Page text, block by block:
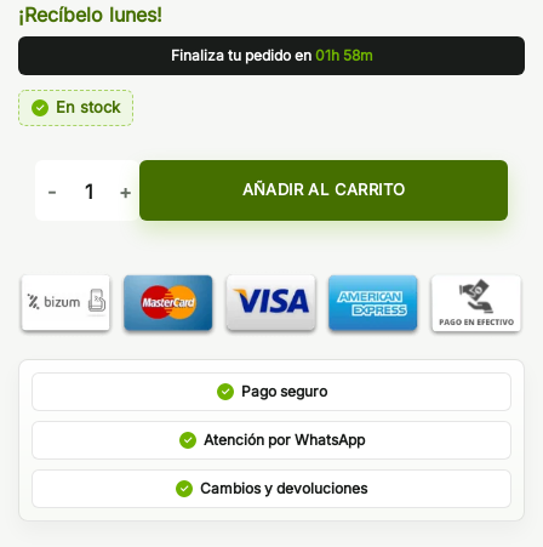
¡Recíbelo lunes!
Finaliza tu pedido en 01h 58m
En stock
Aroma Requiem 1 15ml/60 Longfill - El Mono Vapeador &
AÑADIR AL CARRITO
Pago seguro
Atención por WhatsApp
Cambios y devoluciones